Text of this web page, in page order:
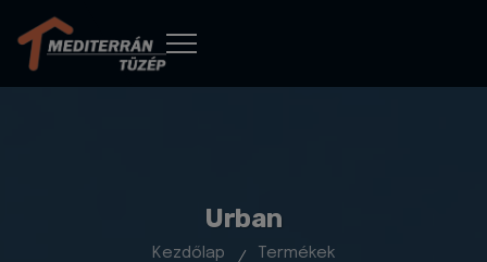
Urban
Kezdőlap Termékek